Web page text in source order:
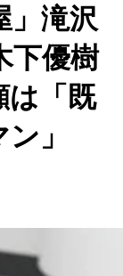
」滝沢
下優樹
は「既
」